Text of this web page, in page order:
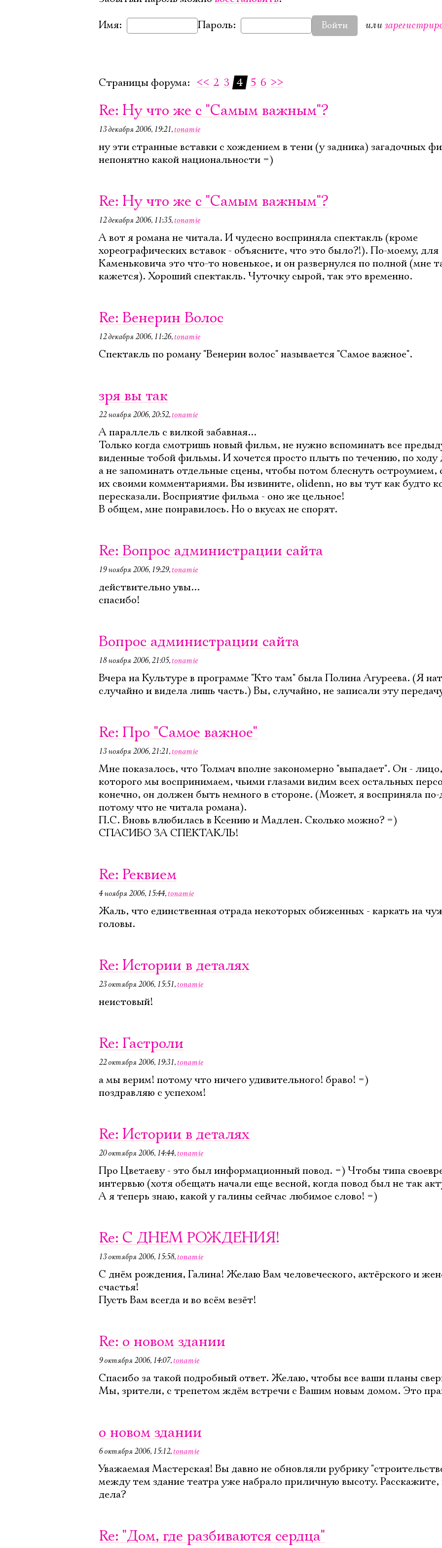
Имя: Пароль: Войти или
Страницы форума: << 2 3 4 5 6 >>
Re: Ну что же с "Самым важным"?
13 декабря 2006, 19:21, tonamie
ну эти странные вставки с хождением в тени (у задника) загадочных
непонятно какой национальности =)
Re: Ну что же с "Самым важным"?
12 декабря 2006, 11:35, tonamie
А вот я романа не читала. И чудесно восприняла спектакль (кроме
хореографических вставок - объясните, что это было?!). По-моему, для
Каменьковича это что-то новенькое, и он развернулся по полной (мне
кажется). Хороший спектакль. Чуточку сырой, так это временно.
Re: Венерин Волос
12 декабря 2006, 11:26, tonamie
Спектакль по роману "Венерин волос" называется "Самое важное".
зря вы так
22 ноября 2006, 20:52, tonamie
А параллель с вилкой забавная...
Только когда смотришь новый фильм, не нужно вспоминать все
виденные тобой фильмы. И хочется просто плыть по течению, по ходу
а не запоминать отдельные сцены, чтобы потом блеснуть остроумием,
их своими комментариями. Вы извините, olidenn, но вы тут как будто
пересказали. Восприятие фильма - оно же цельное!
В общем, мне понравилось. Но о вкусах не спорят.
Re: Вопрос администрации сайта
19 ноября 2006, 19:29, tonamie
действительно увы...
спасибо!
Вопрос администрации сайта
18 ноября 2006, 21:05, tonamie
Вчера на Культуре в программе "Кто там" была Полина Агуреева. (Я
случайно и видела лишь часть.) Вы, случайно, не записали эту
Re: Про "Самое важное"
13 ноября 2006, 21:21, tonamie
Мне показалось, что Толмач вполне закономерно "выпадает". Он -
которого мы воспринимаем, чьими глазами видим всех остальных
конечно, он должен быть немного в стороне. (Может, я восприняла по-
потому что не читала романа).
П.С. Вновь влюбилась в Ксению и Мадлен. Сколько можно? =)
СПАСИБО ЗА СПЕКТАКЛЬ!
Re: Реквием
4 ноября 2006, 15:44, tonamie
Жаль, что единственная отрада некоторых обиженных - каркать на
головы.
Re: Истории в деталях
23 октября 2006, 15:51, tonamie
неистовый!
Re: Гастроли
22 октября 2006, 19:31, tonamie
а мы верим! потому что ничего удивительного! браво! =)
поздравляю с успехом!
Re: Истории в деталях
20 октября 2006, 14:44, tonamie
Про Цветаеву - это был информационный повод. =) Чтобы типа
интервью (хотя обещать начали еще весной, когда повод был не так
А я теперь знаю, какой у галины сейчас любимое слово! =)
Re: С ДНЕМ РОЖДЕНИЯ!
13 октября 2006, 15:58, tonamie
С днём рождения, Галина! Желаю Вам человеческого, актёрского и
счастья!
Пусть Вам всегда и во всём везёт!
Re: о новом здании
9 октября 2006, 14:07, tonamie
Спасибо за такой подробный ответ. Желаю, чтобы все ваши планы
Мы, зрители, с трепетом ждём встречи с Вашим новым домом. Это
о новом здании
6 октября 2006, 15:12, tonamie
Уважаемая Мастерская! Вы давно не обновляли рубрику
между тем здание театра уже набрало приличную высоту. Расскажите,
дела?
Re: "Дом, где разбиваются сердца"